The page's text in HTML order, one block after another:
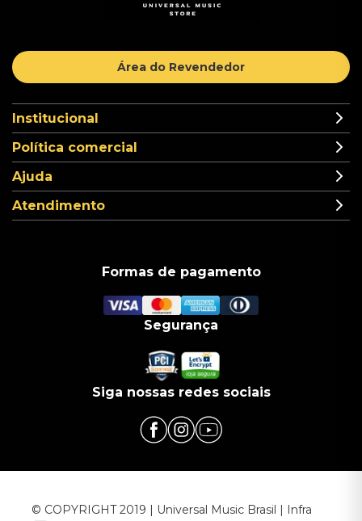
Área do Revendedor
Institucional
Política comercial
Ajuda
Atendimento
Formas de pagamento
Segurança
Siga nossas redes sociais
© COPYRIGHT 2019 | Universal Music Brasil | Infra